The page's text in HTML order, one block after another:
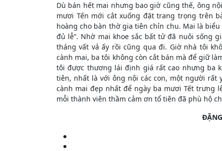
Dù bán hết mai nhưng bao giờ cũng thế, ông
mươi Tến mới cắt xuống đặt trang trọng trên
hoàng cho bàn thờ gia tiên chỉn chu. Mai là
đủ lễ”. Nhờ mai khoe sắc bất tử đã nuôi sống
tháng vất vả ấy rồi cũng qua đi. Giờ nhà tôi
cành mai, ba tôi không còn cắt bán mà để giữ
tôi được thương lái định giá rất cao nhưng ba
tiên, nhất là với ông nội các con, một người
cành mai đẹp nhất để ngày ba mươi Tết trưng
mỗi thành viên thầm cảm ơn tổ tiên đã phù hộ